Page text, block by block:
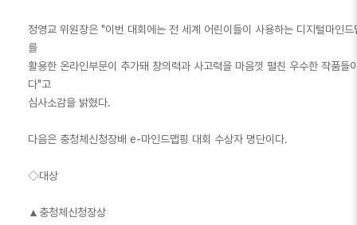
정영교 위원장은 "이번 대회에는 전 세계 어린이들이 사용하는 디지털마인드
를
활용한 온라인부문이 추가돼 창의력과 사고력을 마음껏 펼친 우수한 작품들
다"고
심사소감을 밝혔다.
다음은 충청체신청장배 e-마인드맵핑 대회 수상자 명단이다.
◇대상
▲충청체신청장상